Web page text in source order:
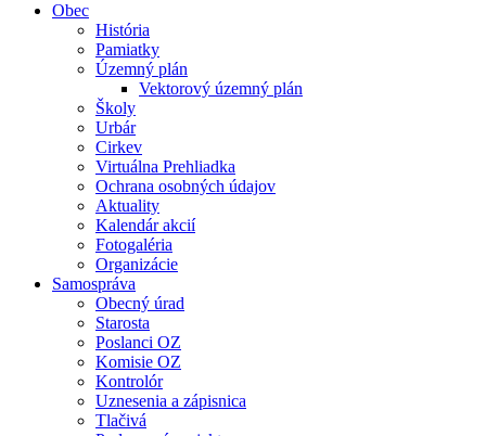
Obec
História
Pamiatky
Územný plán
Vektorový územný plán
Školy
Urbár
Cirkev
Virtuálna Prehliadka
Ochrana osobných údajov
Aktuality
Kalendár akcií
Fotogaléria
Organizácie
Samospráva
Obecný úrad
Starosta
Poslanci OZ
Komisie OZ
Kontrolór
Uznesenia a zápisnica
Tlačivá